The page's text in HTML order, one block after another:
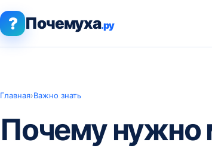
? Почемуха.ру
Главная›Важно знать
Почему нужно